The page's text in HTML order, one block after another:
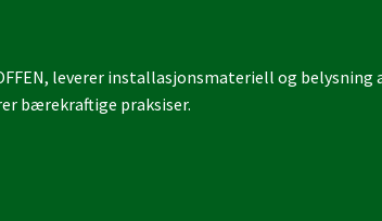
leverer installasjonsmateriell og
bærekraftige praksiser.